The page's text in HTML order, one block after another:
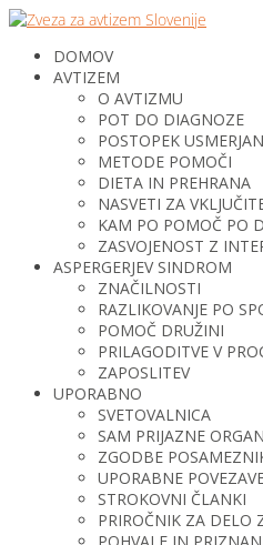
DOMOV
AVTIZEM
O AVTIZMU
POT DO DIAGNOZE
POSTOPEK
METODE POMOČI
DIETA IN PREHRANA
NASVETI ZA
KAM PO POMOČ PO
ZASVOJENOST Z
ASPERGERJEV SINDROM
ZNAČILNOSTI
RAZLIKOVANJE PO
POMOČ DRUŽINI
PRILAGODITVE V
ZAPOSLITEV
UPORABNO
SVETOVALNICA
SAM PRIJAZNE
ZGODBE
UPORABNE
STROKOVNI ČLANKI
PRIROČNIK ZA DELO